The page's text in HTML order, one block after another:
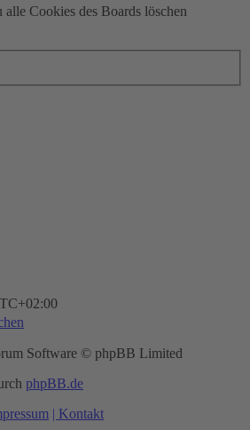
alle Cookies des Boards löschen
Software © phpBB Limited
phpBB.de
| Kontakt